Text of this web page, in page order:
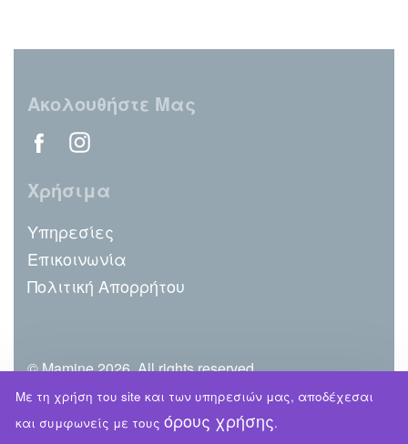
Ακολουθήστε Μας
Χρήσιμα
Υπηρεσίες
Επικοινωνία
Πολιτική Απορρήτου
© Mamine 2026. All rights reserved.
Με τη χρήση του site και των υπηρεσιών μας, αποδέχεσαι
και συμφωνείς με τους όρους χρήσης.